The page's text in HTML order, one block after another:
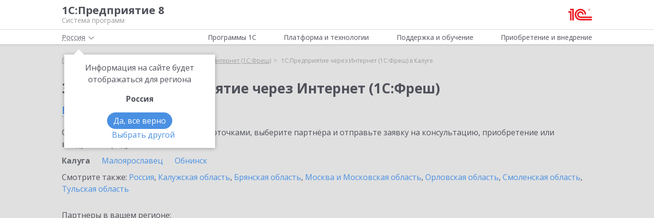
1С:Предприятие 8
Система программ
Россия
Информация на сайте будет
отображаться для региона
Россия
Да, все верно
Выбрать другой
Программы 1С Платформа и технологии Поддержка и обучение Приобретение и внедрение
Главная 1С:Предприятие через Интернет (1С:Фреш) 1С:Предприятие через Интернет (1С:Фреш) в Калуге
Заказать 1С:Предприятие через Интернет (1С:Фреш)
в Калуге
Ознакомьтесь с информационными карточками, выберите партнёра и отправьте заявку на консультацию, приобретение или
внедрение продукта.
Калуга
Малоярославец
Обнинск
Смотрите также: Россия, Калужская область, Брянская область, Москва и Московская область, Орловская область, Смоленская область,
Тульская область
Партнеры в вашем регионе: